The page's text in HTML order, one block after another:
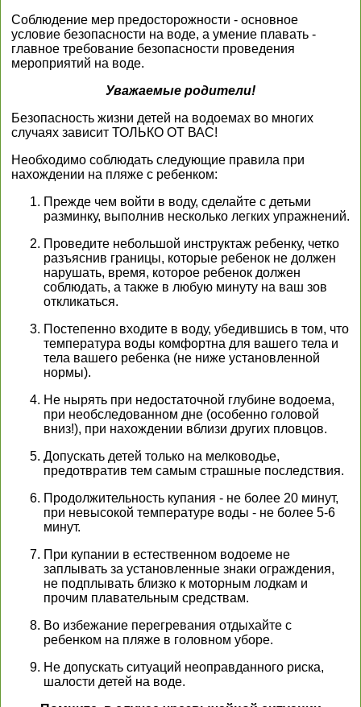
Соблюдение мер предосторожности - основное
условие безопасности на воде, а умение плавать -
главное требование безопасности проведения
мероприятий на воде.
Уважаемые родители!
Безопасность жизни детей на водоемах во многих
случаях зависит ТОЛЬКО ОТ ВАС!
Необходимо соблюдать следующие правила при
нахождении на пляже с ребенком:
Прежде чем войти в воду, сделайте с детьми
разминку, выполнив несколько легких упражнений.
Проведите небольшой инструктаж ребенку, четко
разъяснив границы, которые ребенок не должен
нарушать, время, которое ребенок должен
соблюдать, а также в любую минуту на ваш зов
откликаться.
Постепенно входите в воду, убедившись в том, что
температура воды комфортна для вашего тела и
тела вашего ребенка (не ниже установленной
нормы).
Не нырять при недостаточной глубине водоема,
при необследованном дне (особенно головой
вниз!), при нахождении вблизи других пловцов.
Допускать детей только на мелководье,
предотвратив тем самым страшные последствия.
Продолжительность купания - не более 20 минут,
при невысокой температуре воды - не более 5-6
минут.
При купании в естественном водоеме не
заплывать за установленные знаки ограждения,
не подплывать близко к моторным лодкам и
прочим плавательным средствам.
Во избежание перегревания отдыхайте с
ребенком на пляже в головном уборе.
Не допускать ситуаций неоправданного риска,
шалости детей на воде.